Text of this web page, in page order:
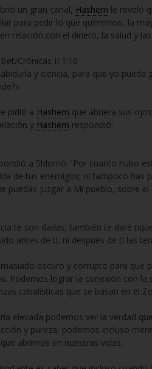
un gran canal, Hashem le reveló
para pedir lo que queremos, la
relación con el dinero, la salud y
Crónicas II 1:10
y ciencia, para que yo
pidió a Hashem que abriera sus
y Hashem respondió:
a Shlomó: ´Por cuanto hubo
de tus enemigos; ni tampoco has
puedas juzgar a Mi pueblo, sobre el
te son dadas; también te daré
antes de ti, ni después de ti las
oscuro y corrupto para que
Podemos lograr la conexión con
cabalísticas que se basan en el
elevada podemos ver la verdad
y pureza, podemos incluso
abrimos en nuestras vidas.